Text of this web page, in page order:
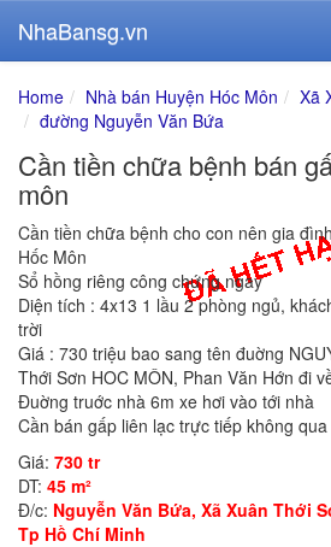
NhaBansg.vn
Home Nhà bán Huyện Hóc Môn
Xã
đường Nguyễn Văn Bứa
Cần tiền chữa bệnh bán
môn
Cần tiền chữa bệnh cho con nên gia
Hốc Môn
Sổ hồng riêng công chứng ngay
Diện tích : 4x13 1 lầu 2 phòng ngủ,
trời
Giá : 730 triệu bao sang tên đuờng
Thới Sơn HOC MÔN, Phan Văn Hớn đi
Đuờng truớc nhà 6m xe hơi vào tới nhà
Cần bán gấp liên lạc trực tiếp không
Giá: 730 tr
DT: 45 m²
Đ/c: Nguyễn Văn Bứa, Xã Xuân Thới
Tp Hồ Chí Minh